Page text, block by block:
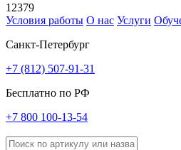
12379
Условия работы О нас Услуги
Санкт-Петербург
+7 (812) 507-91-31
Бесплатно по РФ
+7 800 100-13-54